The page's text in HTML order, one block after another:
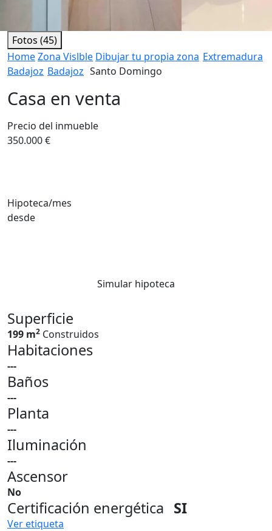
Fotos (45)
HomeZona Vislble Dibujar tu propia zona Extremadura
Badajoz Badajoz Santo Domingo
Casa en venta
Precio del inmueble
350.000 €
Hipoteca/mes
desde
Simular hipoteca
Superficie
199 m2 Construidos
Habitaciones
---
Baños
---
Planta
---
Iluminación
---
Ascensor
No
Certificación energética SI
Ver etiqueta